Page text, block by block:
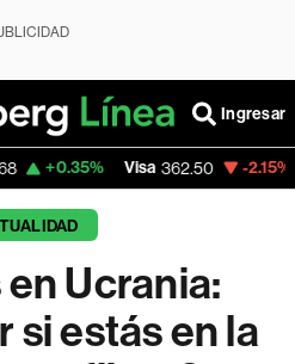
Ingresar
Visa 362.50 -2.15%
Ucrania:
si estás en la